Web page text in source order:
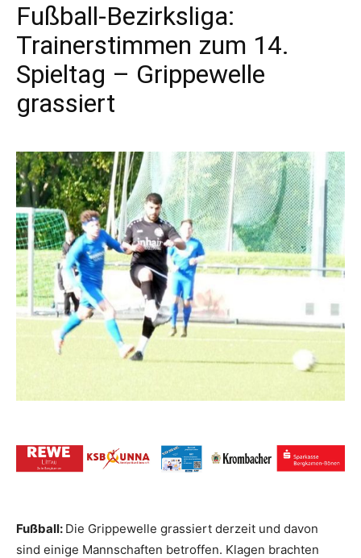
Fußball-Bezirksliga:
Trainerstimmen zum 14.
Spieltag – Grippewelle
grassiert
Fußball: Die Grippewelle grassiert derzeit und davon
sind einige Mannschaften betroffen. Klagen brachten